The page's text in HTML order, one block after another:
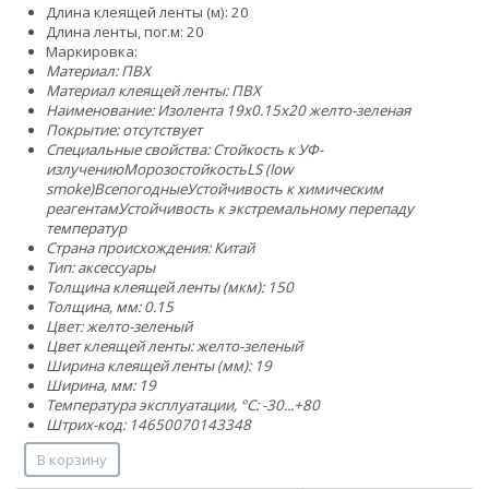
Длина клеящей ленты (м): 20
Длина ленты, пог.м: 20
Маркировка:
Материал: ПВХ
Материал клеящей ленты: ПВХ
Наименование: Изолента 19х0.15х20 желто-зеленая
Покрытие: отсутствует
Специальные свойства:Стойкость к УФ-
излучениюМорозостойкостьLS (low
smoke)ВсепогодныеУстойчивость к химическим
реагентамУстойчивость к экстремальному перепаду
температур
Страна происхождения: Китай
Тип: аксессуары
Толщина клеящей ленты (мкм): 150
Толщина, мм: 0.15
Цвет: желто-зеленый
Цвет клеящей ленты: желто-зеленый
Ширина клеящей ленты (мм): 19
Ширина, мм: 19
Температура эксплуатации, °C: -30...+80
Штрих-код: 14650070143348
В корзину